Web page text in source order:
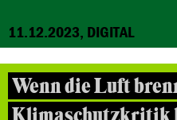
11.12.2023, DIGITAL
Wenn die Luft